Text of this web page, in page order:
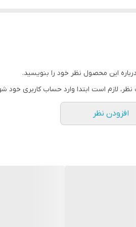
این محصول نظر خود را بنویسید.
نظر، لازم است ابتدا وارد حساب کاربری خود
افزودن نظر